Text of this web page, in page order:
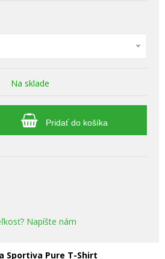
Na sklade
Pridať do košíka
Napíšte nám
Sportiva Pure T-Shirt